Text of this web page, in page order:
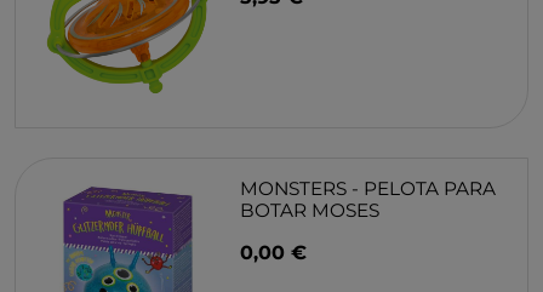
MONSTERS - PELOTA PARA
BOTAR MOSES
0,00 €